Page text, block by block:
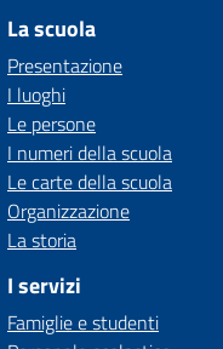
La scuola
Presentazione
I luoghi
Le persone
I numeri della scuola
Le carte della scuola
Organizzazione
La storia
I servizi
Famiglie e studenti